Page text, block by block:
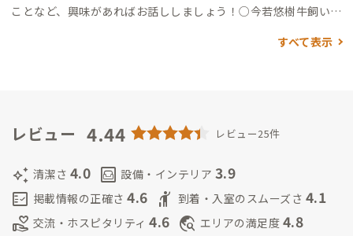
ことなど、興味があればお話ししましょう！ ○今若悠樹牛飼いの
出雲観光大使で
県のトヨタ帝国で生まれ育ち、旦那との出会いを機に東京3年を
ーム。都内ITコンサル企業で人事としてフルリモートで働いて
います。
令和4年生まれ。好奇心旺盛なわんぱくボーイで
す。 車と滑り台で遊ぶのが大好き！
すべて表示
レビュー 4.44 レビュー25件
auto_awesome 清潔さ 4.0 living 設備・インテリア 3.9
fact_check 掲載情報の正確さ 4.6 hail 到着・入室のスムーズさ 4.1
volunteer_activism 交流・ホスピタリティ 4.6 travel_explore エリアの満足度 4.8